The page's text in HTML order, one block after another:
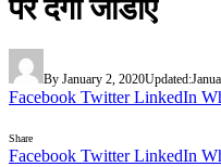
पर देगा जीडीए
By January 2, 2020Updated:
Facebook Twitter LinkedIn
Share
Facebook Twitter LinkedIn